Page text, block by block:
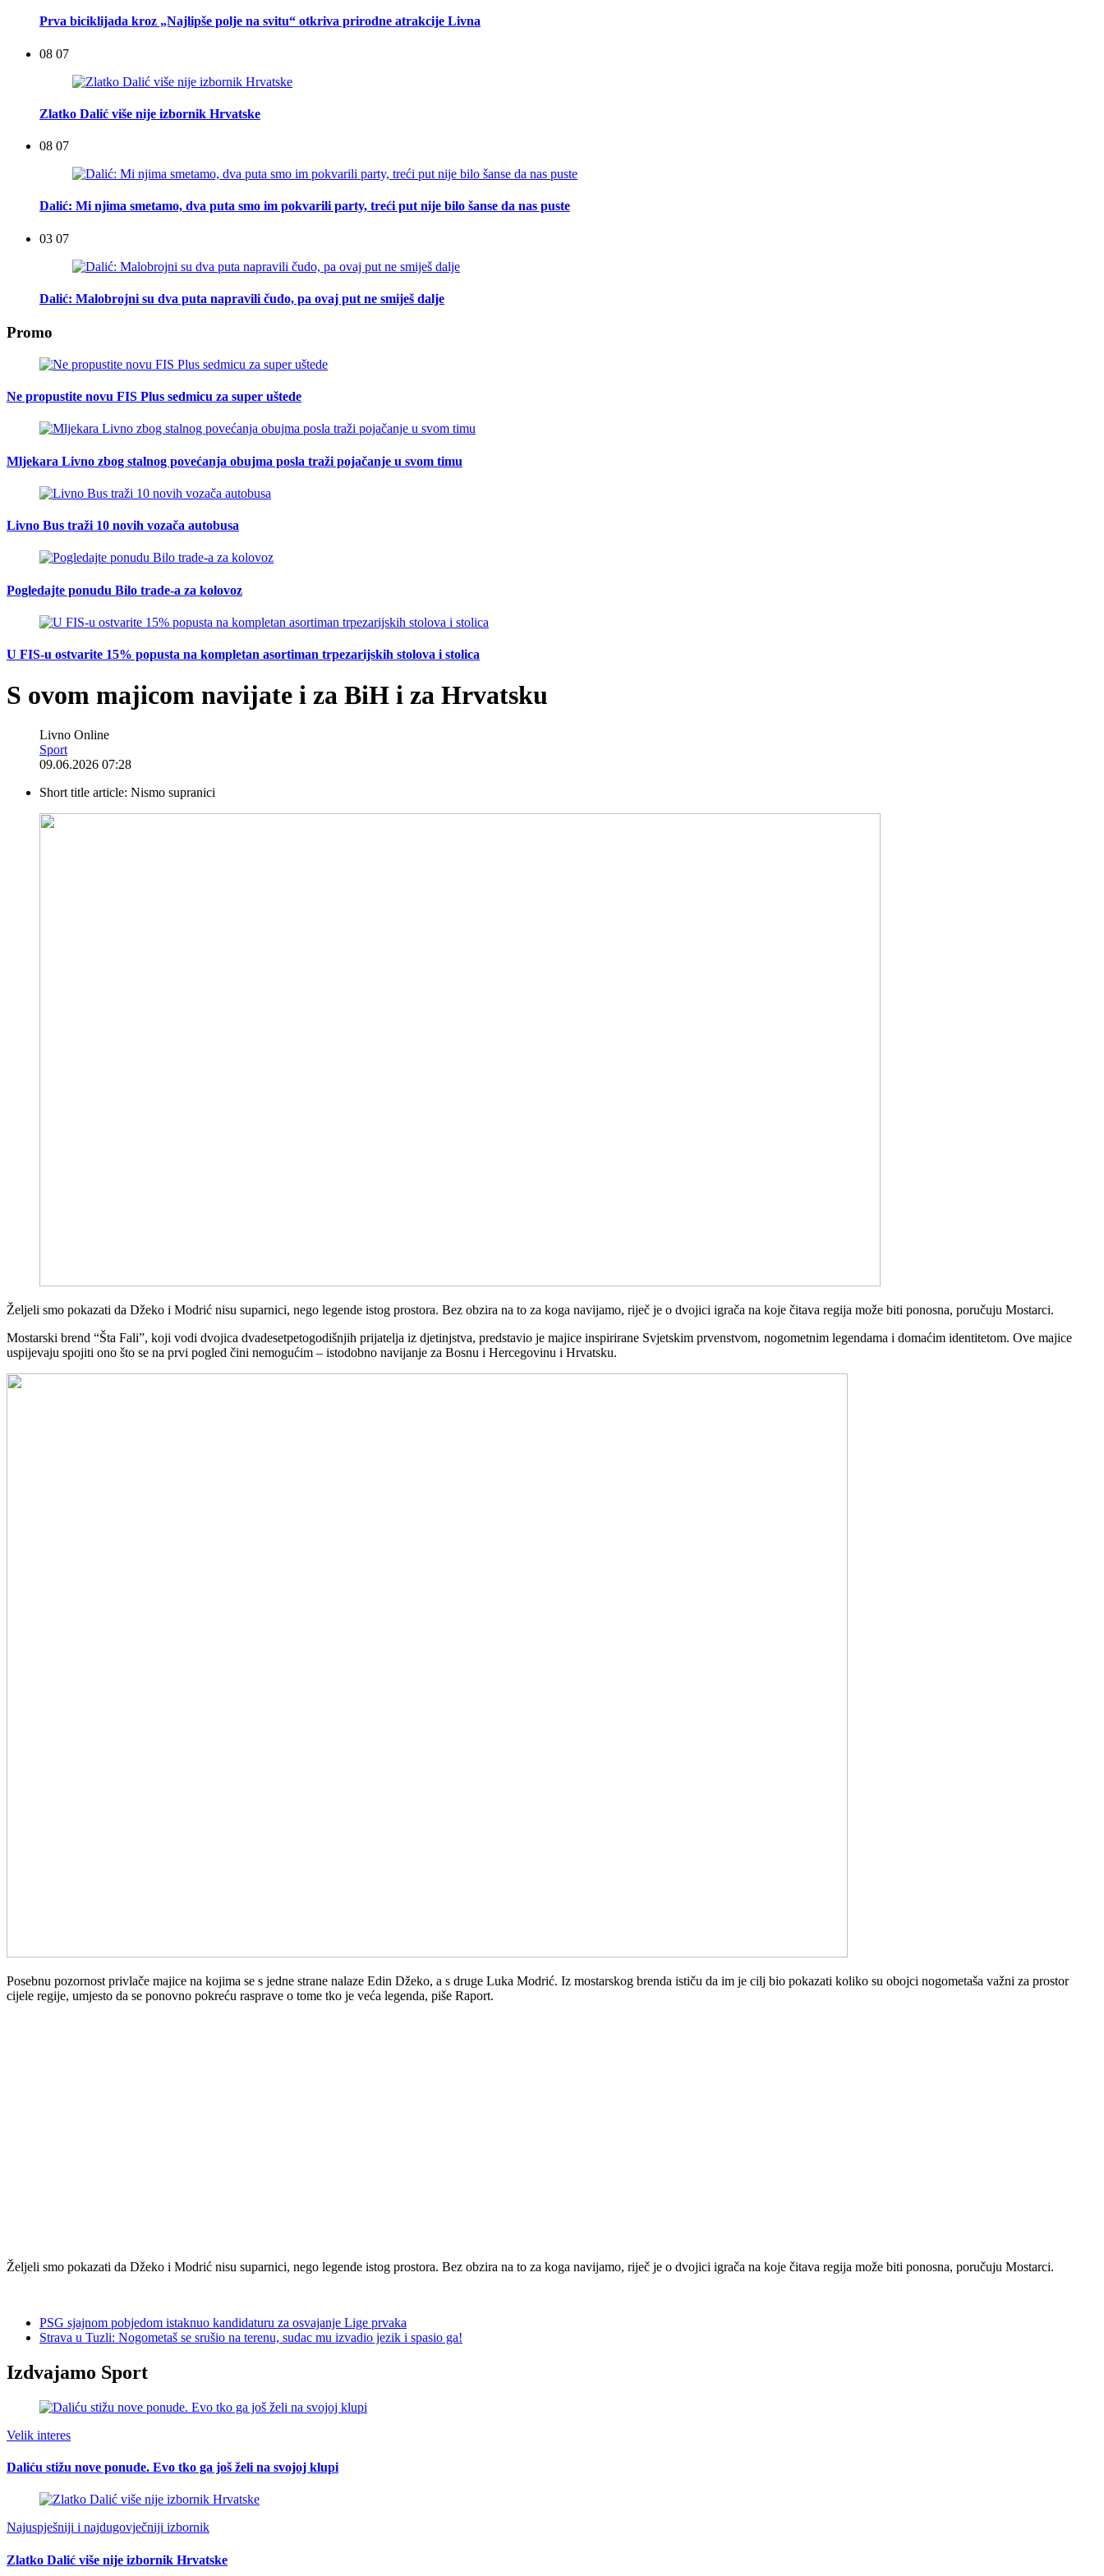
Prva biciklijada kroz „Najlipše polje na svitu“ otkriva prirodne atrakcije Livna
08 07
Zlatko Dalić više nije izbornik Hrvatske
08 07
Dalić: Mi njima smetamo, dva puta smo im pokvarili party, treći put nije bilo šanse da nas puste
03 07
Dalić: Malobrojni su dva puta napravili čudo, pa ovaj put ne smiješ dalje
Promo
Ne propustite novu FIS Plus sedmicu za super uštede
Mljekara Livno zbog stalnog povećanja obujma posla traži pojačanje u svom timu
Livno Bus traži 10 novih vozača autobusa
Pogledajte ponudu Bilo trade-a za kolovoz
U FIS-u ostvarite 15% popusta na kompletan asortiman trpezarijskih stolova i stolica
S ovom majicom navijate i za BiH i za Hrvatsku
Livno Online
Sport
09.06.2026 07:28
Short title article: Nismo supranici
Željeli smo pokazati da Džeko i Modrić nisu suparnici, nego legende istog prostora. Bez obzira na to za koga navijamo, riječ je o dvojici igrača na koje čitava regija može biti ponosna, poručuju Mostarci.
Mostarski brend “Šta Fali”, koji vodi dvojica dvadesetpetogodišnjih prijatelja iz djetinjstva, predstavio je majice inspirirane Svjetskim prvenstvom, nogometnim legendama i domaćim identitetom. Ove majice
uspijevaju spojiti ono što se na prvi pogled čini nemogućim – istodobno navijanje za Bosnu i Hercegovinu i Hrvatsku.
Posebnu pozornost privlače majice na kojima se s jedne strane nalaze Edin Džeko, a s druge Luka Modrić. Iz mostarskog brenda ističu da im je cilj bio pokazati koliko su obojci nogometaša važni za prostor
cijele regije, umjesto da se ponovno pokreću rasprave o tome tko je veća legenda, piše Raport.
Željeli smo pokazati da Džeko i Modrić nisu suparnici, nego legende istog prostora. Bez obzira na to za koga navijamo, riječ je o dvojici igrača na koje čitava regija može biti ponosna, poručuju Mostarci.
PSG sjajnom pobjedom istaknuo kandidaturu za osvajanje Lige prvaka
Strava u Tuzli: Nogometaš se srušio na terenu, sudac mu izvadio jezik i spasio ga!
Izdvajamo Sport
Velik interes
Daliću stižu nove ponude. Evo tko ga još želi na svojoj klupi
Najuspješniji i najdugovječniji izbornik
Zlatko Dalić više nije izbornik Hrvatske